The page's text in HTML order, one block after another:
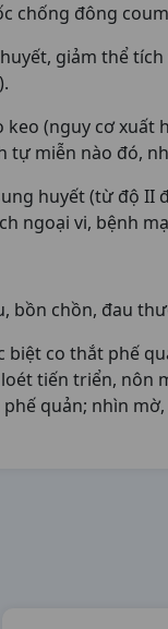
chống đông
giảm thể
(nguy cơ xuất
miễn nào đó,
huyết (từ độ II
ngoại vi, bệnh
bồn chồn, đau
biệt co thắt phế
tiến triển, nôn
quản; nhìn